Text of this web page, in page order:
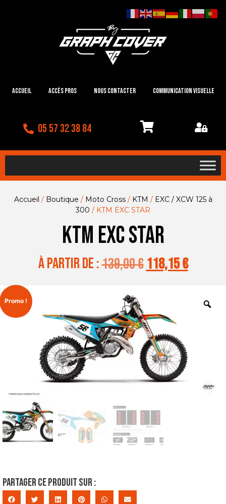
Accueil Accès Pros Nous contacter Communication visuelle
05 57 32 38 84
Accueil / Boutique / Moto Cross/ KTM / EXC / XCW 125 à
300 / KTM EXC STAR
KTM EXC STAR
à partir de :139,00€ 118,15€
Promo !
Partager ce produit sur :